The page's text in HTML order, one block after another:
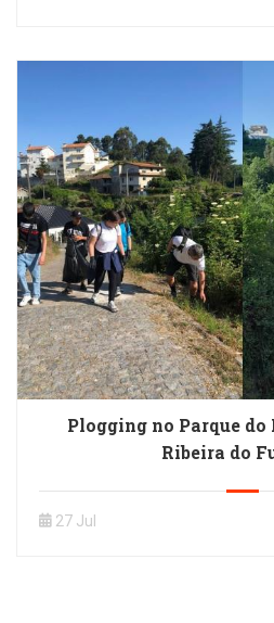
Plogging no Parque do
Ribeira do
27 Jul